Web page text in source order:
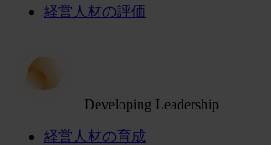
経営人材の評価
Developing Leadership
経営人材の育成